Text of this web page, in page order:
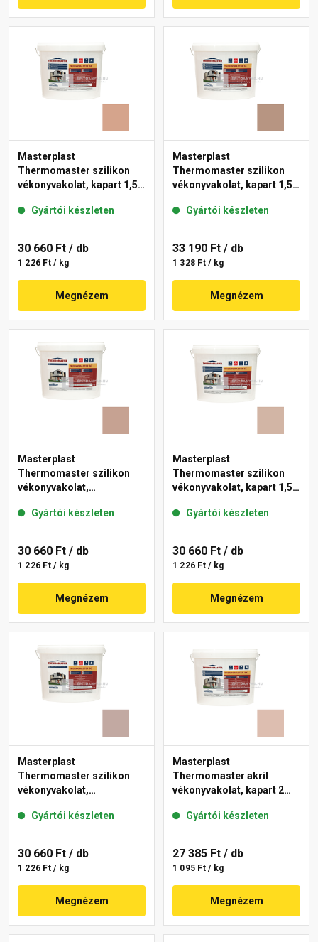
Masterplast
Thermomaster szilikon
vékonyvakolat, kapart 1,5
Gyártói készleten
30 660 Ft / db
1 226 Ft / kg
Megnézem
Masterplast
Thermomaster szilikon
vékonyvakolat, kapart 1,5
Gyártói készleten
33 190 Ft / db
1 328 Ft / kg
Megnézem
Masterplast
Thermomaster szilikon
vékonyvakolat,
13-C 25 kg
Gyártói készleten
30 660 Ft / db
1 226 Ft / kg
Megnézem
Masterplast
Thermomaster szilikon
vékonyvakolat, kapart 1,5
Gyártói készleten
30 660 Ft / db
1 226 Ft / kg
Megnézem
Masterplast
Thermomaster szilikon
vékonyvakolat,
14-D 25 kg
Gyártói készleten
30 660 Ft / db
1 226 Ft / kg
Megnézem
Masterplast
Thermomaster akril
vékonyvakolat, kapart 2
Gyártói készleten
27 385 Ft / db
1 095 Ft / kg
Megnézem